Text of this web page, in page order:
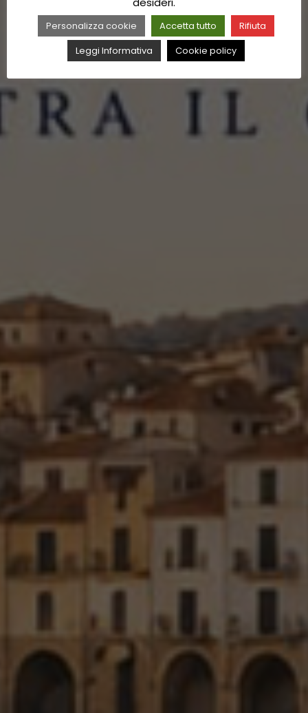
Personalizza cookie Accetta tutto
Rifiuta
Leggi Informativa
Cookie policy